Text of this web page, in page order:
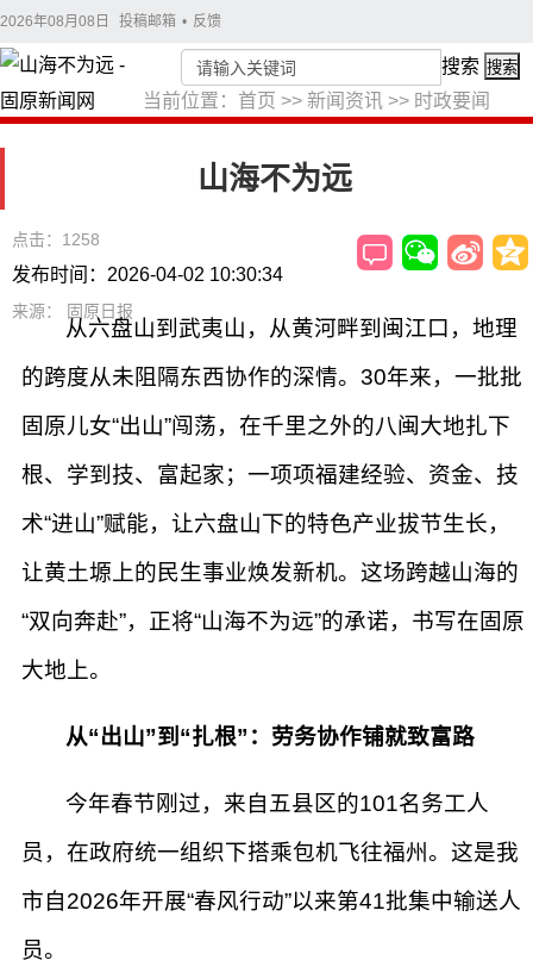
2026年08月08日 投稿邮箱 • 反馈
当前位置： 首页 >> 新闻资讯 >> 时政要闻
搜索 搜索
山海不为远
点击：1258
发布时间：2026-04-02 10:30:34
来源： 固原日报
从六盘山到武夷山，从黄河畔到闽江口，地理
的跨度从未阻隔东西协作的深情。30年来，一批批
固原儿女“出山”闯荡，在千里之外的八闽大地扎下
根、学到技、富起家；一项项福建经验、资金、技
术“进山”赋能，让六盘山下的特色产业拔节生长，
让黄土塬上的民生事业焕发新机。这场跨越山海的
“双向奔赴”，正将“山海不为远”的承诺，书写在固原
大地上。
从“出山”到“扎根”：劳务协作铺就致富路
今年春节刚过，来自五县区的101名务工人
员，在政府统一组织下搭乘包机飞往福州。这是我
市自2026年开展“春风行动”以来第41批集中输送人
员。